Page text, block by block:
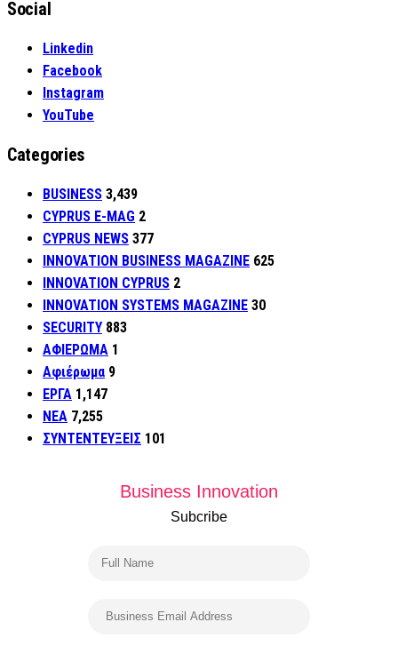
Social
Linkedin
Facebook
Instagram
YouTube
Categories
BUSINESS 3,439
CYPRUS E-MAG 2
CYPRUS NEWS 377
INNOVATION BUSINESS MAGAZINE 625
INNOVATION CYPRUS 2
INNOVATION SYSTEMS MAGAZINE 30
SECURITY 883
ΑΦΙΕΡΩΜΑ 1
Αφιέρωμα 9
ΕΡΓΑ 1,147
ΝΕΑ 7,255
ΣΥΝΤΕΝΤΕΥΞΕΙΣ 101
Business Innovation
Subcribe